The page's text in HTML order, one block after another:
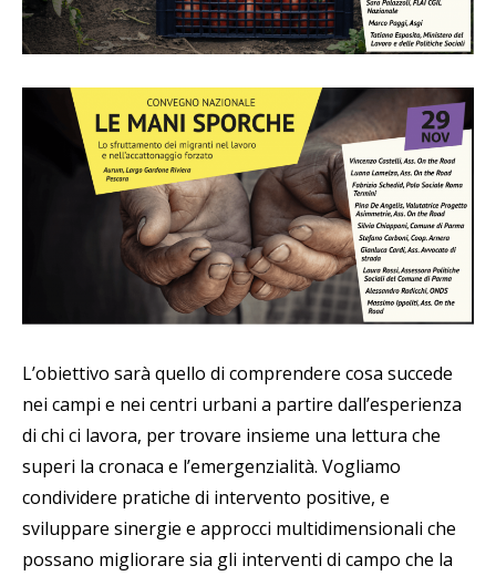
L’obiettivo sarà quello di comprendere cosa succede
nei campi e nei centri urbani a partire dall’esperienza
di chi ci lavora, per trovare insieme una lettura che
superi la cronaca e l’emergenzialità. Vogliamo
condividere pratiche di intervento positive, e
sviluppare sinergie e approcci multidimensionali che
possano migliorare sia gli interventi di campo che la